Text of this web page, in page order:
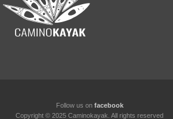
Follow us on facebook
Copyright © 2025 Caminokayak. All rights reserved